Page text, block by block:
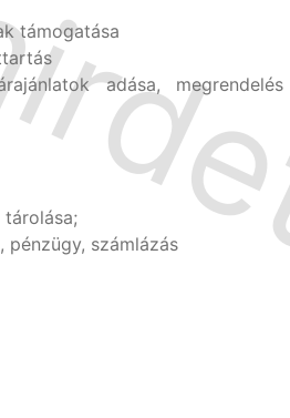
támogatása
adása, megrendelés
tárolása;
számlázás